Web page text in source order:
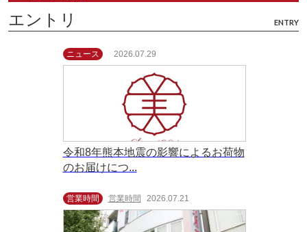
エントリ ENTRY
ニュース 2026.07.29
令和8年熊本地震の影響によるお荷物
のお届けにつ...
営業時間 営業時間 2026.07.21